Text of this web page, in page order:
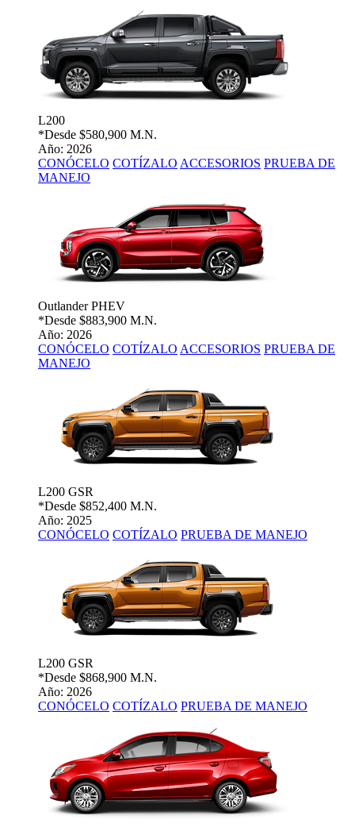
L200
*Desde $580,900 M.N.
Año: 2026
CONÓCELO COTÍZALO ACCESORIOS PRUEBA DE
MANEJO
Outlander PHEV
*Desde $883,900 M.N.
Año: 2026
CONÓCELO COTÍZALO ACCESORIOS PRUEBA DE
MANEJO
L200 GSR
*Desde $852,400 M.N.
Año: 2025
CONÓCELO COTÍZALO PRUEBA DE MANEJO
L200 GSR
*Desde $868,900 M.N.
Año: 2026
CONÓCELO COTÍZALO PRUEBA DE MANEJO